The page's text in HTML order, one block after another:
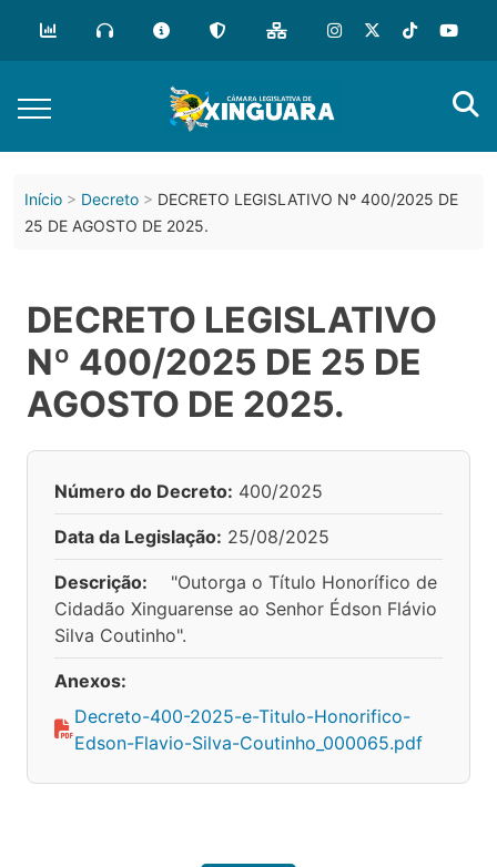
Início Decreto
DECRETO LEGISLATIVO Nº 400/2025 DE
25 DE AGOSTO DE 2025.
DECRETO LEGISLATIVO
Nº 400/2025 DE 25 DE
AGOSTO DE 2025.
Número do Decreto: 400/2025
Data da Legislação: 25/08/2025
Descrição:
"Outorga o Título Honorífico de
Cidadão Xinguarense ao Senhor Édson Flávio
Silva Coutinho".
Anexos:
Decreto-400-2025-e-Titulo-Honorifico-
Edson-Flavio-Silva-Coutinho_000065.pdf